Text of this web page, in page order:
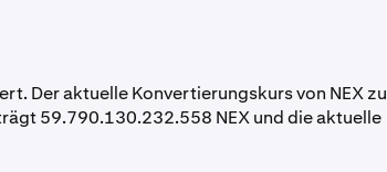
Der aktuelle Konvertierungskurs von NEX zu
59.790.130.232.558 NEX und die aktuelle